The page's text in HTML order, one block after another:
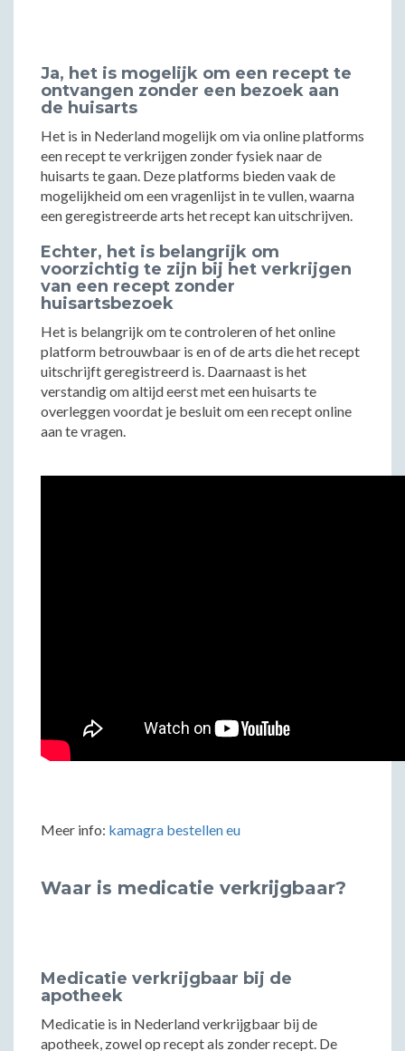
Ja, het is mogelijk om een recept te
ontvangen zonder een bezoek aan
de huisarts
Het is in Nederland mogelijk om via online platforms
een recept te verkrijgen zonder fysiek naar de
huisarts te gaan. Deze platforms bieden vaak de
mogelijkheid om een vragenlijst in te vullen, waarna
een geregistreerde arts het recept kan uitschrijven.
Echter, het is belangrijk om
voorzichtig te zijn bij het verkrijgen
van een recept zonder
huisartsbezoek
Het is belangrijk om te controleren of het online
platform betrouwbaar is en of de arts die het recept
uitschrijft geregistreerd is. Daarnaast is het
verstandig om altijd eerst met een huisarts te
overleggen voordat je besluit om een recept online
aan te vragen.
Meer info: kamagra bestellen eu
Waar is medicatie verkrijgbaar?
Medicatie verkrijgbaar bij de
apotheek
Medicatie is in Nederland verkrijgbaar bij de
apotheek, zowel op recept als zonder recept. De